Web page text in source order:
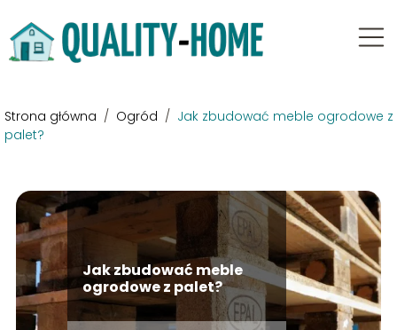
Strona główna / Ogród / Jak zbudować meble ogrodowe z
palet?
Jak zbudować meble
ogrodowe z palet?